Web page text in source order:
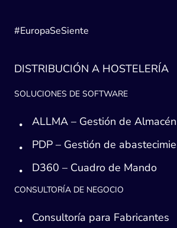
#EuropaSeSiente
DISTRIBUCIÓN A HOSTELERÍA
SOLUCIONES DE SOFTWARE
ALLMA – Gestión de Almacén
PDP – Gestión de
D360 – Cuadro de Mando
CONSULTORÍA DE NEGOCIO
Consultoría para Fabricantes